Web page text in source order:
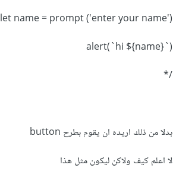
let name = prompt ('enter your name') /*
alert(`hi ${name}`)
/*
بدلا من ذلك اريده ان يقوم بطرح button
لا اعلم كيف ولاكن ليكون مثل هذا